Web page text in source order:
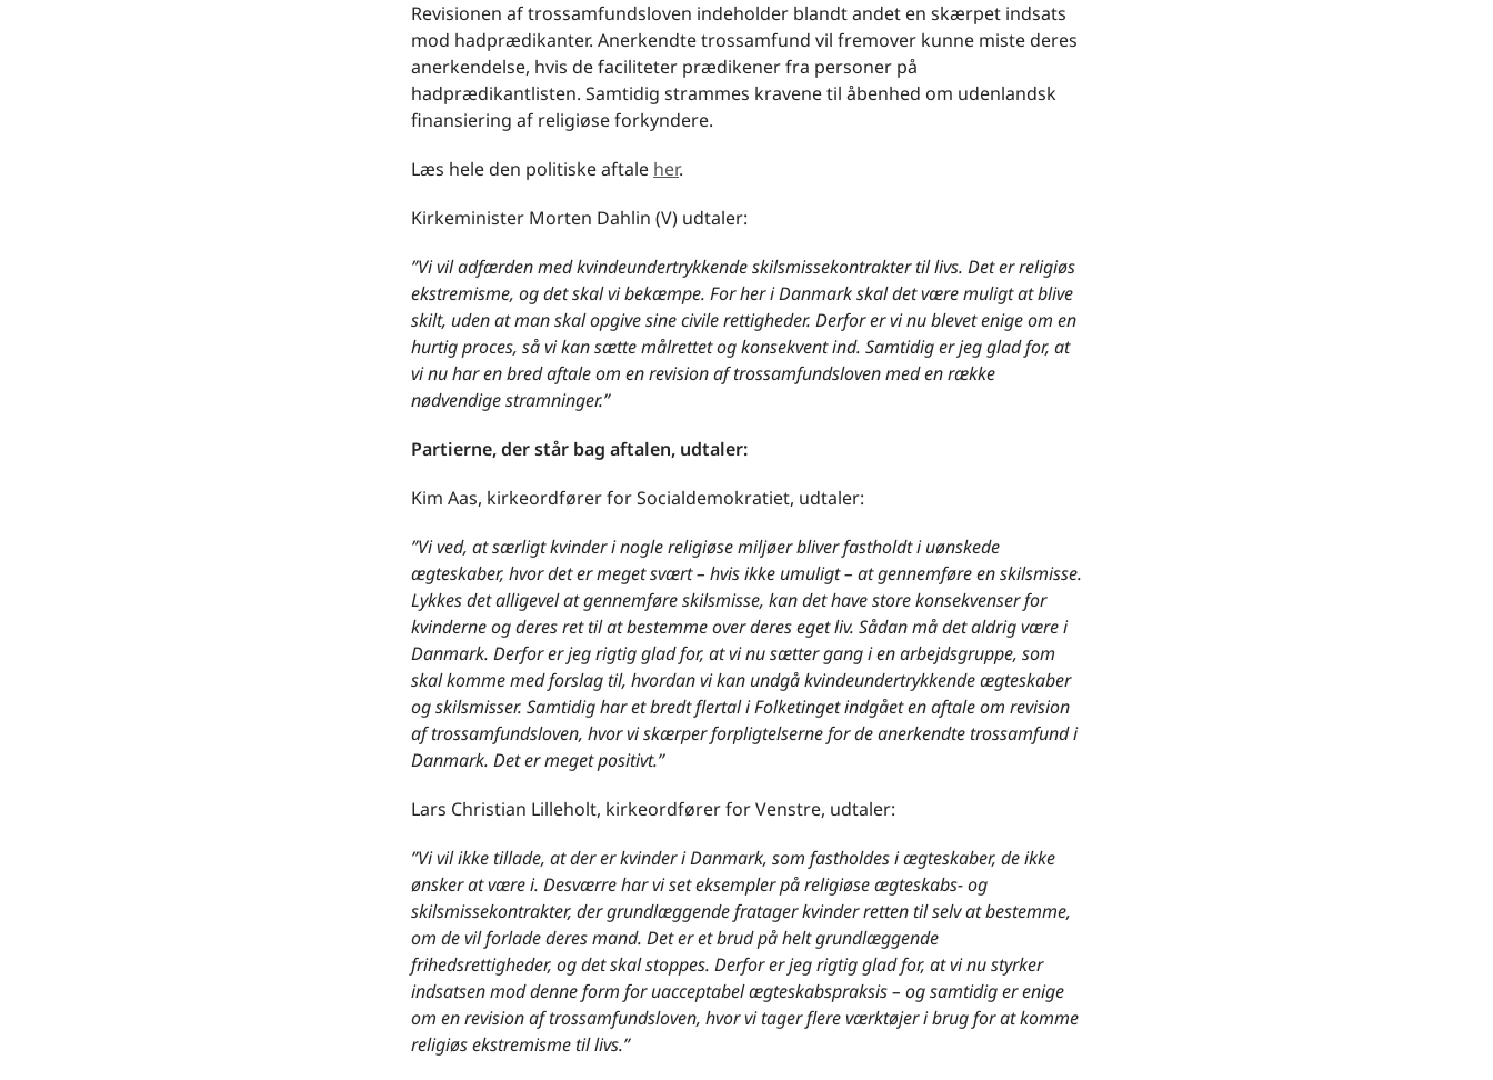
Revisionen af trossamfundsloven indeholder blandt andet en skærpet indsats
mod hadprædikanter. Anerkendte trossamfund vil fremover kunne miste deres
anerkendelse, hvis de faciliteter prædikener fra personer på
hadprædikantlisten. Samtidig strammes kravene til åbenhed om udenlandsk
finansiering af religiøse forkyndere.
Læs hele den politiske aftale her.
Kirkeminister Morten Dahlin (V) udtaler:
”Vi vil adfærden med kvindeundertrykkende skilsmissekontrakter til livs. Det er religiøs
ekstremisme, og det skal vi bekæmpe. For her i Danmark skal det være muligt at blive
skilt, uden at man skal opgive sine civile rettigheder. Derfor er vi nu blevet enige om en
hurtig proces, så vi kan sætte målrettet og konsekvent ind. Samtidig er jeg glad for, at
vi nu har en bred aftale om en revision af trossamfundsloven med en række
nødvendige stramninger.”
Partierne, der står bag aftalen, udtaler:
Kim Aas, kirkeordfører for Socialdemokratiet, udtaler:
”Vi ved, at særligt kvinder i nogle religiøse miljøer bliver fastholdt i uønskede
ægteskaber, hvor det er meget svært – hvis ikke umuligt – at gennemføre en skilsmisse.
Lykkes det alligevel at gennemføre skilsmisse, kan det have store konsekvenser for
kvinderne og deres ret til at bestemme over deres eget liv. Sådan må det aldrig være i
Danmark. Derfor er jeg rigtig glad for, at vi nu sætter gang i en arbejdsgruppe, som
skal komme med forslag til, hvordan vi kan undgå kvindeundertrykkende ægteskaber
og skilsmisser. Samtidig har et bredt flertal i Folketinget indgået en aftale om revision
af trossamfundsloven, hvor vi skærper forpligtelserne for de anerkendte trossamfund i
Danmark. Det er meget positivt.”
Lars Christian Lilleholt, kirkeordfører for Venstre, udtaler:
”Vi vil ikke tillade, at der er kvinder i Danmark, som fastholdes i ægteskaber, de ikke
ønsker at være i. Desværre har vi set eksempler på religiøse ægteskabs- og
skilsmissekontrakter, der grundlæggende fratager kvinder retten til selv at bestemme,
om de vil forlade deres mand. Det er et brud på helt grundlæggende
frihedsrettigheder, og det skal stoppes. Derfor er jeg rigtig glad for, at vi nu styrker
indsatsen mod denne form for uacceptabel ægteskabspraksis – og samtidig er enige
om en revision af trossamfundsloven, hvor vi tager flere værktøjer i brug for at komme
religiøs ekstremisme til livs.”